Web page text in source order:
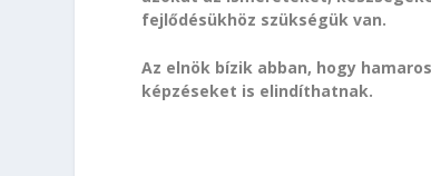
fejlődésükhöz szükségük van.
Az elnök bízik abban, hogy
képzéseket is elindíthatnak.